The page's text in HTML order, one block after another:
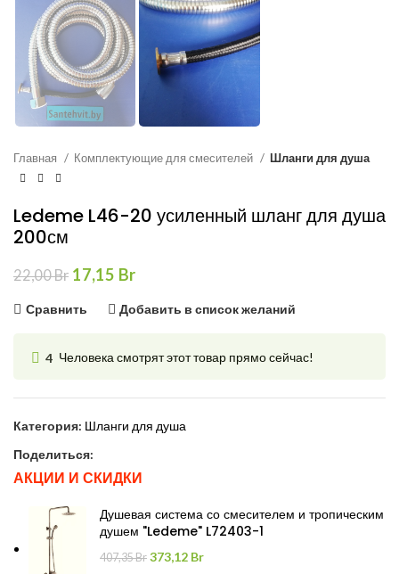
Главная Комплектующие для смесителей Шланги для душа
Ledeme L46-20 усиленный шланг для душа
200см
22,00Br Первоначальная
составляла
17,15 BrТекущая
17,15 Br.
Сравнить Добавить в список желаний
4 Человека смотрят этот товар прямо сейчас!
Категория: Шланги для душа
Поделиться:
АКЦИИ И СКИДКИ
Душевая система со смесителем и тропическим
душем "Ledeme" L72403-1
407,35Br Первоначальная
373,12 BrТекущая